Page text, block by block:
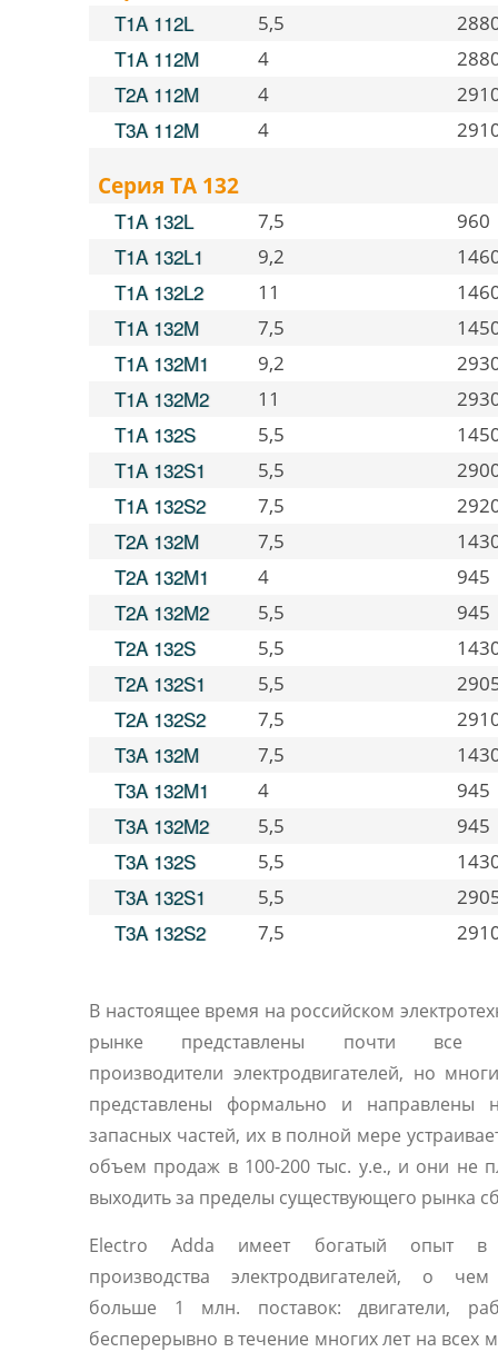
T1A 112L 5,5
T1A 112M 4
T2A 112M 4
T3A 112M 4
Серия TA 132
T1A 132L 7,5 960
T1A 132L1 9,2
T1A 132L2 11
T1A 132M 7,5
T1A 132M1 9,2
T1A 132M2 11
T1A 132S 5,5
T1A 132S1 5,5
T1A 132S2 7,5
T2A 132M 7,5
T2A 132M1 4 945
T2A 132M2 5,5 945
T2A 132S 5,5
T2A 132S1 5,5
T2A 132S2 7,5
T3A 132M 7,5
T3A 132M1 4 945
T3A 132M2 5,5 945
T3A 132S 5,5
T3A 132S1 5,5
T3A 132S2 7,5
В настоящее время на российском
рынке представлены почти все
производители электродвигателей, но
представлены формально и направлены
запасных частей, их в полной мере
объем продаж в 100-200 тыс. у.е., и они не
выходить за пределы существующего рынка
Electro Adda имеет богатый опыт в
производства электродвигателей, о
больше 1 млн. поставок: двигатели,
бесперерывно в течение многих лет на всех